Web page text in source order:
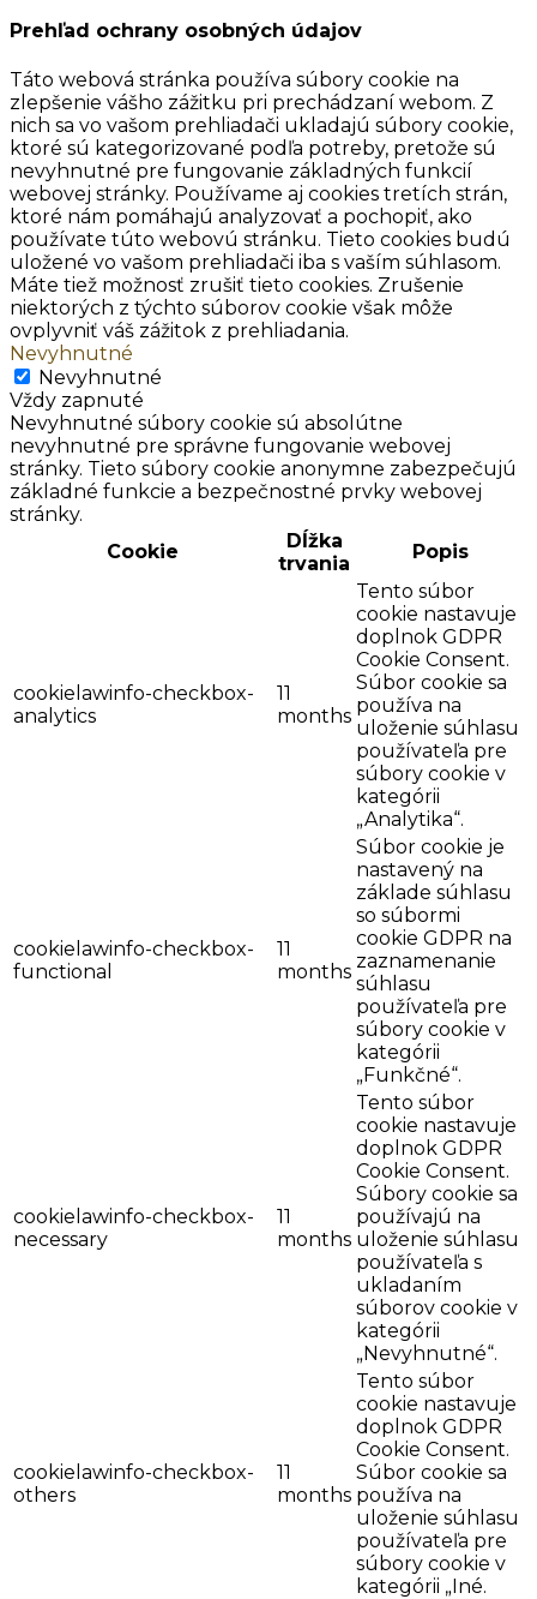
Prehľad ochrany osobných údajov
Táto webová stránka používa súbory cookie na
zlepšenie vášho zážitku pri prechádzaní webom. Z
nich sa vo vašom prehliadači ukladajú súbory cookie,
ktoré sú kategorizované podľa potreby, pretože sú
nevyhnutné pre fungovanie základných funkcií
webovej stránky. Používame aj cookies tretích strán,
ktoré nám pomáhajú analyzovať a pochopiť, ako
používate túto webovú stránku. Tieto cookies budú
uložené vo vašom prehliadači iba s vaším súhlasom.
Máte tiež možnosť zrušiť tieto cookies. Zrušenie
niektorých z týchto súborov cookie však môže
ovplyvniť váš zážitok z prehliadania.
Nevyhnutné
Nevyhnutné
Vždy zapnuté
Nevyhnutné súbory cookie sú absolútne
nevyhnutné pre správne fungovanie webovej
stránky. Tieto súbory cookie anonymne zabezpečujú
základné funkcie a bezpečnostné prvky webovej
stránky.
Cookie
Dĺžka
trvania
Popis
cookielawinfo-checkbox-
analytics
11
months
Tento súbor
cookie nastavuje
doplnok GDPR
Cookie Consent.
Súbor cookie sa
používa na
uloženie súhlasu
používateľa pre
súbory cookie v
kategórii
„Analytika“.
cookielawinfo-checkbox-
functional
11
months
Súbor cookie je
nastavený na
základe súhlasu
so súbormi
cookie GDPR na
zaznamenanie
súhlasu
používateľa pre
súbory cookie v
kategórii
„Funkčné“.
cookielawinfo-checkbox-
necessary
11
months
Tento súbor
cookie nastavuje
doplnok GDPR
Cookie Consent.
Súbory cookie sa
používajú na
uloženie súhlasu
používateľa s
ukladaním
súborov cookie v
kategórii
„Nevyhnutné“.
cookielawinfo-checkbox-
others
11
months
Tento súbor
cookie nastavuje
doplnok GDPR
Cookie Consent.
Súbor cookie sa
používa na
uloženie súhlasu
používateľa pre
súbory cookie v
kategórii „Iné.